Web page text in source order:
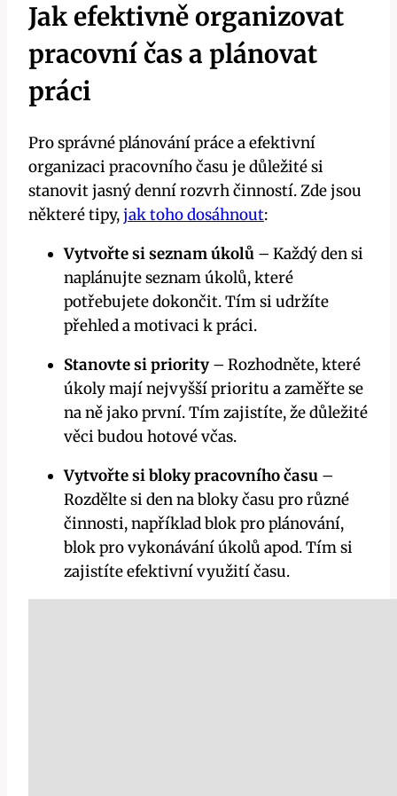
Jak efektivně organizovat
pracovní čas a plánovat
práci
Pro správné plánování práce a efektivní
organizaci pracovního času je důležité si
stanovit jasný denní rozvrh činností. Zde jsou
některé tipy,jak toho dosáhnout:
Vytvořte si seznam úkolů – Každý den si
naplánujte seznam úkolů, které
potřebujete dokončit. Tím si udržíte
přehled a motivaci k práci.
Stanovte si priority – Rozhodněte, které
úkoly mají nejvyšší prioritu a zaměřte se
na ně jako první. Tím zajistíte, že důležité
věci budou hotové včas.
Vytvořte si bloky pracovního času –
Rozdělte si den na bloky času pro různé
činnosti, například blok pro plánování,
blok pro vykonávání úkolů apod. Tím si
zajistíte efektivní využití času.